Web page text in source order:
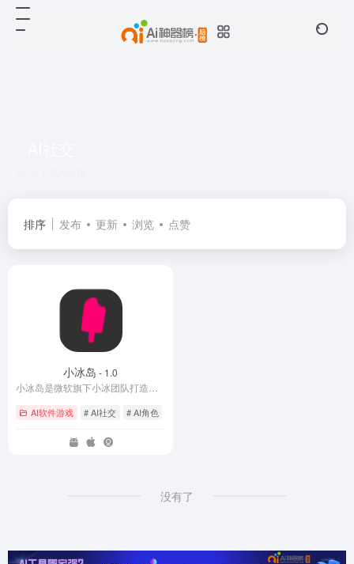
排序 发布 更新 浏览 点赞
小冰岛 - 1.0
AI软件游戏 # AI社交 # AI角色
没有了